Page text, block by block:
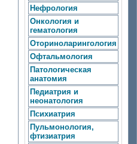
Нефрология
Онкология и
гематология
Оториноларингология
Офтальмология
Патологическая
анатомия
Педиатрия и
неонатология
Психиатрия
Пульмонология,
фтизиатрия